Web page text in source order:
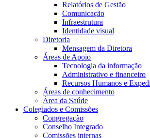
Relatórios de Gestão
Comunicação
Infraestrutura
Identidade visual
Diretoria
Mensagem da Diretora
Áreas de Apoio
Tecnologia da informação
Administrativo e financeiro
Recursos Humanos e
Áreas de conhecimento
Área da Saúde
Colegiados e Comissões
Congregação
Conselho Integrado
Comissões internas